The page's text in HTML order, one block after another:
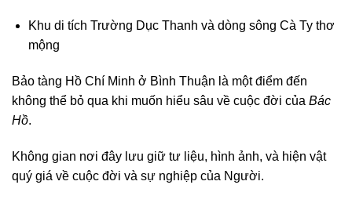
Khu di tích Trường Dục Thanh và dòng sông Cà Ty thơ
mộng
Bảo tàng Hồ Chí Minh ở Bình Thuận là một điểm đến
không thể bỏ qua khi muốn hiểu sâu về cuộc đời của Bác
Hồ.
Không gian nơi đây lưu giữ tư liệu, hình ảnh, và hiện vật
quý giá về cuộc đời và sự nghiệp của Người.